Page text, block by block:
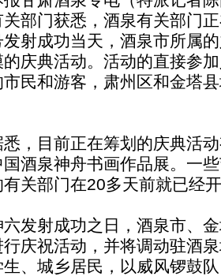
关部门获悉，酒泉有关部门
射成功当天，酒泉市所属
的庆典活动。活动的直接参
民和游客，肃州区和金塔
目前正在筹划的庆典活动
酒泉神舟书画作品展。一
有关部门在20多天前就已经
射成功之日，酒泉市、金
行庆祝活动，并将调动驻酒
生、城乡居民，以威风锣鼓